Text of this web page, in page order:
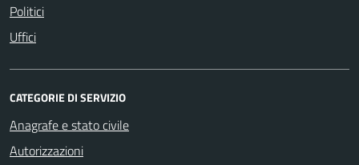
Politici
Uffici
CATEGORIE DI SERVIZIO
Anagrafe e stato civile
Autorizzazioni